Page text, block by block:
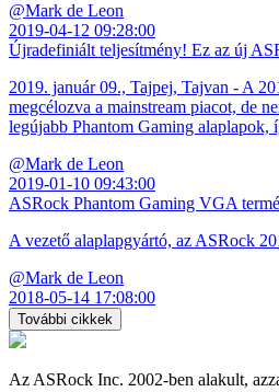
@Mark de Leon
2019-04-12 09:28:00
Újradefiniált teljesítmény! Ez az új
2019. január 09., Tajpej, Tajvan - A
megcélozva a mainstream piacot, de
legújabb Phantom Gaming alaplapok,
@Mark de Leon
2019-01-10 09:43:00
ASRock Phantom Gaming VGA
A vezető alaplapgyártó, az ASRock
@Mark de Leon
2018-05-14 17:08:00
További cikkek
Az ASRock Inc. 2002-ben alakult,